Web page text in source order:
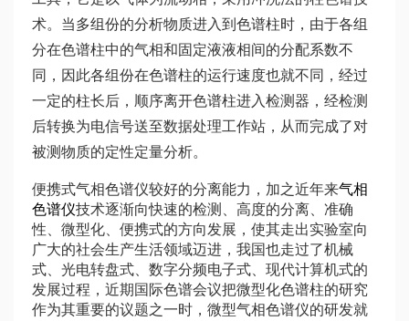
术。当多组份的分析物质进入到色谱柱时，由于各组
分在色谱柱中的气相和固定液液相间的分配系数不
同，因此各组份在色谱柱的运行速度也就不同，经过
一定的柱长后，顺序离开色谱柱进入检测器，经检测
后转换为电信号送至数据处理工作站，从而完成了对
被测物质的定性定量分析。
便携式气相色谱仪较好的分离能力，加之近年来气相
色谱仪技术逐渐向快速的检测、高度的分离、准确
性、微型化、便携式的方向发展，使其走出实验室向
广大的社会生产生活领域迈进，我国也走过了机械
式、光电转盘式、数字分频电子式、现代计算机式的
发展过程，近期国际色谱会议把微型化色谱柱的研究
作为其重要的议题之一时，微型气相色谱仪的研发就